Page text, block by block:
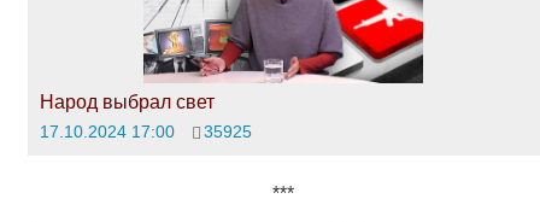
Народ выбрал свет
17.10.2024 17:00 35925
***